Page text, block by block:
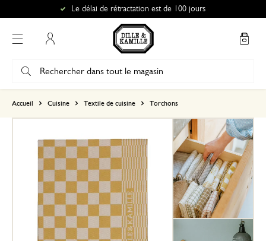
Le délai de rétractation est de 100 jours
Accueil Cuisine Textile de cuisine Torchons